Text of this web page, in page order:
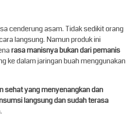
cenderung asam. Tidak sedikit orang
langsung. Namun produk ini
rasa manisnya bukan dari pemanis
ke dalam jaringan buah menggunakan
sehat yang menyenangkan dan
langsung dan sudah terasa